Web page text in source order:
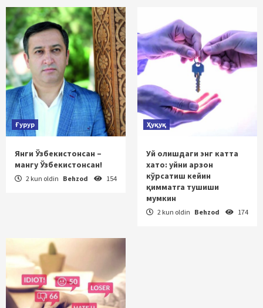
Ғурур
Янги Ўзбекистонсан –
мангу Ўзбекистонсан!
2 kun oldin Behzod 154
Ҳуқуқ
Уй олишдаги энг катта
хато: уйни арзон
кўрсатиш кейин
қимматга тушиши
мумкин
2 kun oldin Behzod 174